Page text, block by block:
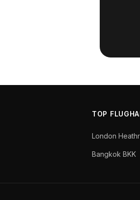
TOP
London
Bangkok BKK